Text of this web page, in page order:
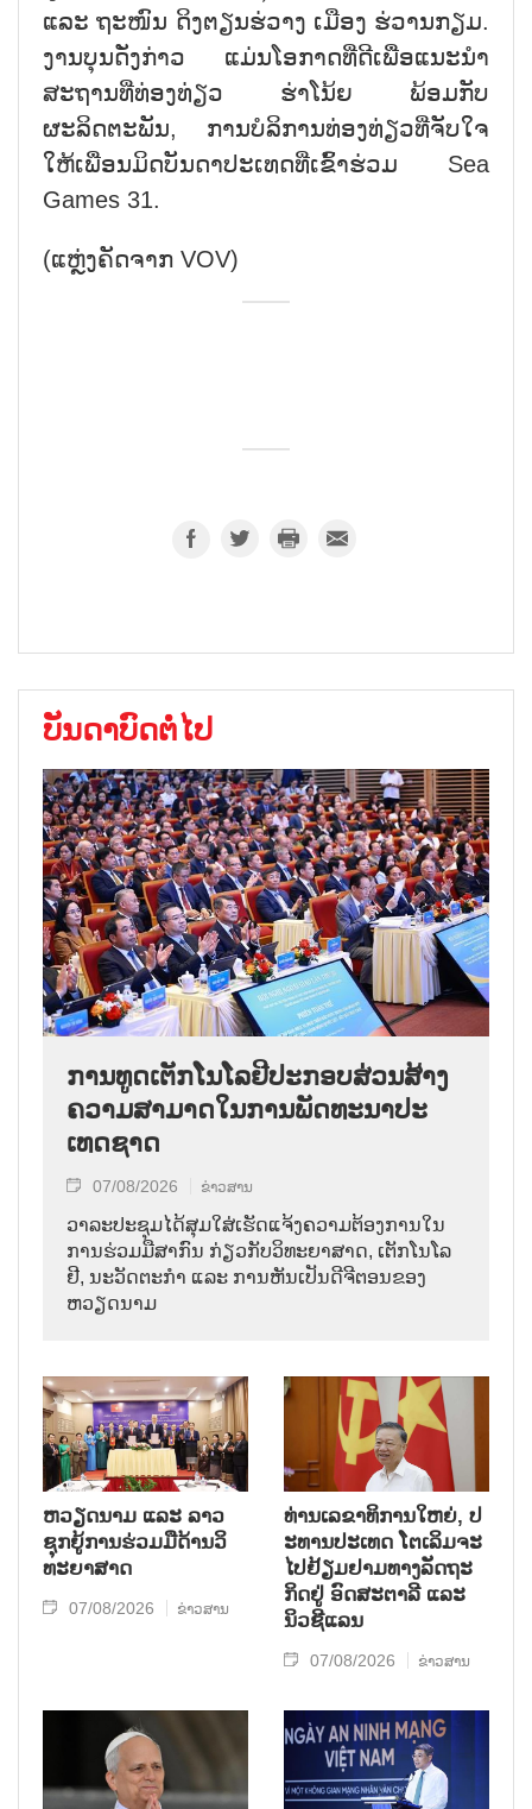
ແລະ ຖະໜົນ ດິງຕຽນຮ່ວາງ ເມືອງ ຮ່ວານກຽມ.
ງານບຸນດັ່ງກ່າວ ແມ່ນໂອກາດທີ່ດີເພື່ອແນະນຳ
ສະຖານທີ່ທ່ອງທ່ຽວ ຮ່າໂນ້ຍ ພ້ອມກັບ
ຜະລິດຕະພັນ, ການບໍລິການທ່ອງທ່ຽວທີ່ຈັບໃຈ
ໃຫ້ເພື່ອນມິດບັນດາປະເທດທີ່ເຂົ້າຮ່ວມ Sea
Games 31.
(ແຫຼ່ງຄັດຈາກ VOV)
ບັນດາບົດຕໍ່ໄປ
ການ​ທູດ​ເຕັກ​ໂນ​ໂລ​ຢີ​ປະ​ກອບ​ສ່ວນ​ສ້າງ​
ຄວາມ​ສາ​ມາດ​ໃນ​ການ​ພັດ​ທະ​ນາ​ປະ​
ເທດ​ຊາດ
07/08/2026 ຂ່າວສານ
ວາ​ລະ​ປະ​ຊຸມ​ໄດ້​ສຸມ​ໃສ່​ເຮັດ​ແຈ້ງ​ຄວາມ​ຕ້ອງ​ການ​ໃນ​
ການ​ຮ່ວມ​ມື​ສາ​ກົນ ກ່ຽວ​ກັບ​ວິ​ທະ​ຍາ​ສາດ, ເຕັກ​ໂນ​ໂລ​
ຢີ, ນະ​ວັດ​ຕະ​ກຳ ແລະ ການ​ຫັນ​ເປັນ​ດີ​ຈີ​ຕອນ​ຂອງ
ຫວຽດ​ນາມ
ຫວຽດ​ນາມ ແລະ ລາວ​
ຊຸກ​ຍູ້​ການ​ຮ່ວມ​ມື​ດ້ານວ​ິ​
ທະ​ຍາ​ສາດ
07/08/2026 ຂ່າວສານ
ທ່ານ​ເລ​ຂາ​ທິ​ການ​ໃຫຍ່, ປ​
ະ​ທານ​ປະ​ເທດ ໂຕ​ເລິມ​ຈະ​
ໄປ​ຢ້ຽມ​ຢາມ​ທາງ​ລັດ​ຖະ​
ກິດ​ຢູ່ ອົດ​ສະ​ຕາ​ລີ ແລະ
ນິວ​ຊີ​ແລນ
07/08/2026 ຂ່າວສານ